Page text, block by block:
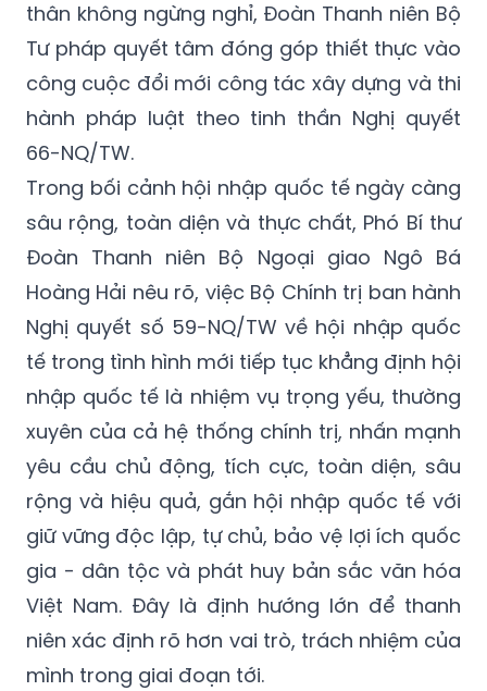
thân không ngừng nghỉ, Đoàn Thanh niên Bộ
Tư pháp quyết tâm đóng góp thiết thực vào
công cuộc đổi mới công tác xây dựng và thi
hành pháp luật theo tinh thần Nghị quyết
66-NQ/TW.
Trong bối cảnh hội nhập quốc tế ngày càng
sâu rộng, toàn diện và thực chất, Phó Bí thư
Đoàn Thanh niên Bộ Ngoại giao Ngô Bá
Hoàng Hải nêu rõ, việc Bộ Chính trị ban hành
Nghị quyết số 59-NQ/TW về hội nhập quốc
tế trong tình hình mới tiếp tục khẳng định hội
nhập quốc tế là nhiệm vụ trọng yếu, thường
xuyên của cả hệ thống chính trị, nhấn mạnh
yêu cầu chủ động, tích cực, toàn diện, sâu
rộng và hiệu quả, gắn hội nhập quốc tế với
giữ vững độc lập, tự chủ, bảo vệ lợi ích quốc
gia - dân tộc và phát huy bản sắc văn hóa
Việt Nam. Đây là định hướng lớn để thanh
niên xác định rõ hơn vai trò, trách nhiệm của
mình trong giai đoạn tới.